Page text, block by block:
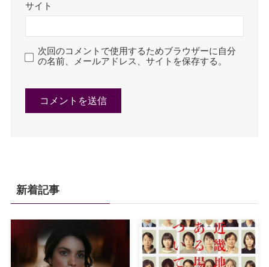
サイト
次回のコメントで使用するためブラウザーに自分
の名前、メールアドレス、サイトを保存する。
新着記事